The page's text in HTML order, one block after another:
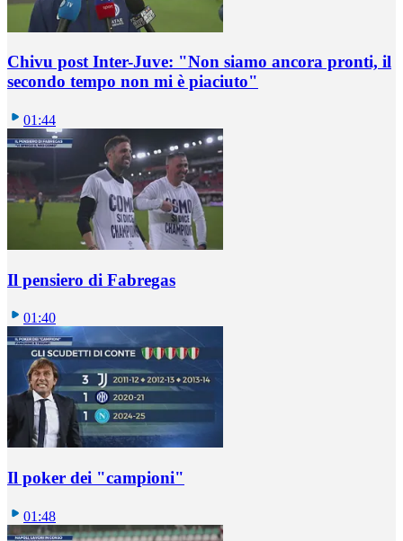
Chivu post Inter-Juve: "Non siamo ancora pronti, il
secondo tempo non mi è piaciuto"
01:44
Il pensiero di Fabregas
01:40
Il poker dei "campioni"
01:48